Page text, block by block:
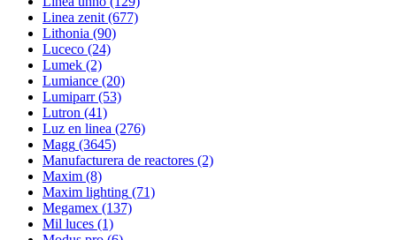
Linea zenit (677)
Lithonia (90)
Luceco (24)
Lumek (2)
Lumiance (20)
Lumiparr (53)
Lutron (41)
Luz en linea (276)
Magg (3645)
Manufacturera de reactores (2)
Maxim (8)
Maxim lighting (71)
Megamex (137)
Mil luces (1)